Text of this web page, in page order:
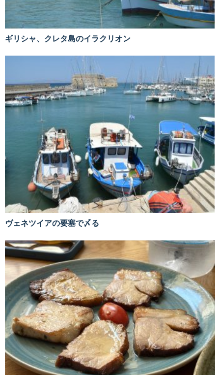
ギリシャ、クレタ島のイラクリオン
ヴェネツイアの要塞で〆る